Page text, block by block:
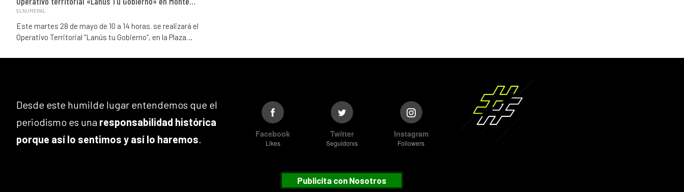
ELNUMERAL
Este martes 28 de mayo de 10 a 14 horas. se realizará el
Operativo Territorial “Lanús tu Gobierno”, en la Plaza…
Desde este humilde lugar entendemos que el
periodismo es una responsabilidad histórica
porque así lo sentimos y así lo haremos
Facebook
Likes
Twitter
Seguidorxs
Instagram
Followers
Publicita con Nosotros